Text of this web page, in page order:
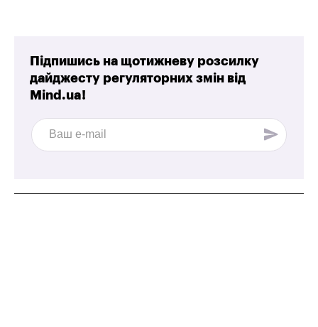
Підпишись на щотижневу розсилку
дайджесту регуляторних змін від
Mind.ua!